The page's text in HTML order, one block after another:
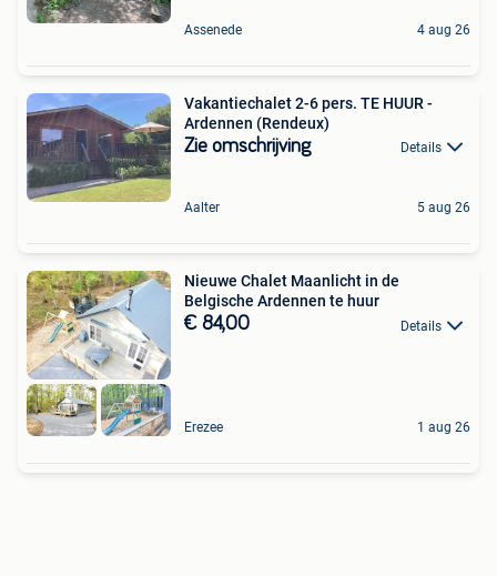
Assenede 4 aug 26
Vakantiechalet 2-6 pers. TE HUUR -
Ardennen (Rendeux)
Zie omschrijving Details
Aalter 5 aug 26
Nieuwe Chalet Maanlicht in de
Belgische Ardennen te huur
€ 84,00 Details
Erezee 1 aug 26